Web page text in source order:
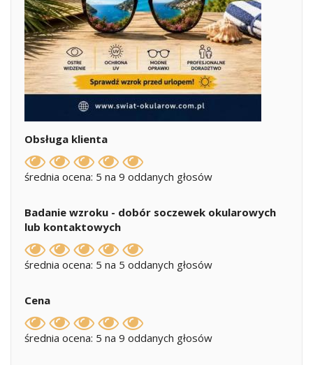
Obsługa klienta
średnia ocena: 5 na 9 oddanych głosów
Badanie wzroku - dobór soczewek okularowych
lub kontaktowych
średnia ocena: 5 na 5 oddanych głosów
Cena
średnia ocena: 5 na 9 oddanych głosów